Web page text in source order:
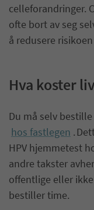
celleforandringer.
ofte bort av seg
å redusere
Hva koster
Du må selv
hos fastlegen .
HPV hjemmetest
andre takster
offentlige eller
bestiller time.